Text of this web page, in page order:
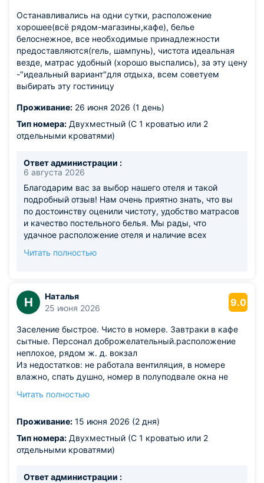
Останавливались на одни сутки, расположение
хорошее(всё рядом-магазины,кафе), белье
белоснежное, все необходимые принадлежности
предоставляются(гель, шампунь), чистота идеальная
везде, матрас удобный (хорошо выспались), за эту цену
-"идеальный вариант"для отдыха, всем советуем
выбирать эту гостиницу
Проживание: 26 июня 2026 (1 день)
Тип номера: Двухместный (С 1 кроватью или 2
отдельными кроватями)
Ответ администрации :
6 августа 2026
Благодарим вас за выбор нашего отеля и такой
подробный отзыв! Нам очень приятно знать, что вы
по достоинству оценили чистоту, удобство матрасов
и качество постельного белья. Мы рады, что
удачное расположение отеля и наличие всех
максимально комфортным. Ваша рекомендация —
Читать полностью
Н
Наталья
25 июня 2026
9.0
Заселение быстрое. Чисто в номере. Завтраки в кафе
сытные. Персонал доброжелательный.расположение
неплохое, рядом ж. д. вокзал
Из недостатков: не работала вентиляция, в номере
влажно, спать душно, номер в полуподвале окна не
Завтраки в кафе, которое расположено довольно
Читать полностью
Проживание: 15 июня 2026 (2 дня)
Тип номера: Двухместный (С 1 кроватью или 2
отдельными кроватями)
Ответ администрации :